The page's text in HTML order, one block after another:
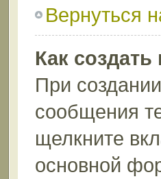
Вернуться
Как
При
сообщения
щелкните
основной